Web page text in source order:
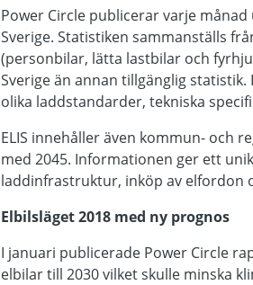
Power Circle publicerar varje
Sverige. Statistiken sammanställs
(personbilar, lätta lastbilar och
Sverige än annan tillgänglig
olika laddstandarder, tekniska
ELIS innehåller även kommun- och
med 2045. Informationen ger ett
laddinfrastruktur, inköp av elfordon
Elbilsläget 2018 med ny prognos
I januari publicerade Power Circle
elbilar till 2030 vilket skulle minska